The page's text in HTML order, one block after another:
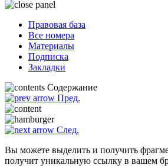
Правовая база
Все номера
Материалы
Подписка
Закладки
Содержание
Пред.
След.
Вы можете выделить и получить
получит уникальную ссылку в вашем